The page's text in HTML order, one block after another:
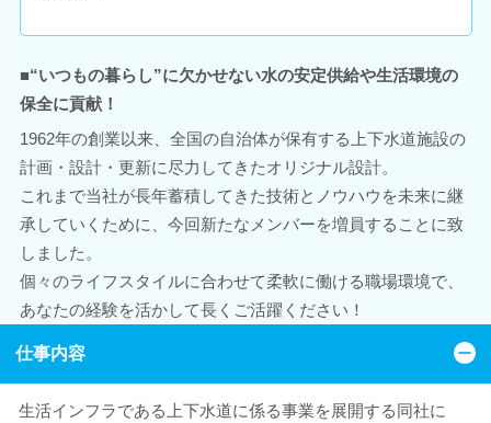
■“いつもの暮らし”に欠かせない水の安定供給や生活環境の
保全に貢献！
1962年の創業以来、全国の自治体が保有する上下水道施設の
計画・設計・更新に尽力してきたオリジナル設計。
これまで当社が長年蓄積してきた技術とノウハウを未来に継
承していくために、今回新たなメンバーを増員することに致
しました。
個々のライフスタイルに合わせて柔軟に働ける職場環境で、
あなたの経験を活かして長くご活躍ください！
仕事内容
生活インフラである上下水道に係る事業を展開する同社に